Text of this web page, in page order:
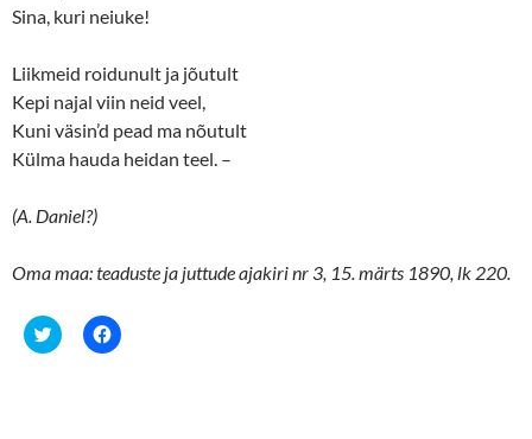
Sina, kuri neiuke!
Liikmeid roidunult ja jõutult
Kepi najal viin neid veel,
Kuni väsin’d pead ma nõutult
Külma hauda heidan teel. –
(A. Daniel?)
Oma maa: teaduste ja juttude ajakiri nr 3, 15. märts 1890, lk 220.
C
l
C
l